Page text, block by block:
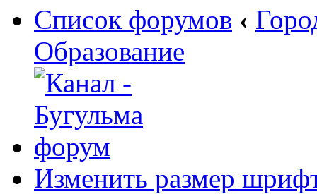
Список форумов ‹
Образование
Изменить размер